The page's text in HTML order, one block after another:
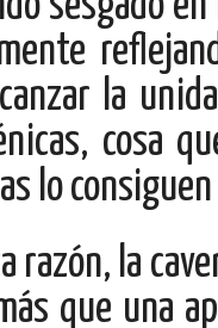
la
cosa
lo
razón, la
que una